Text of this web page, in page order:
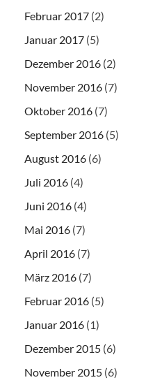
Februar 2017 (2)
Januar 2017 (5)
Dezember 2016 (2)
November 2016 (7)
Oktober 2016 (7)
September 2016 (5)
August 2016 (6)
Juli 2016 (4)
Juni 2016 (4)
Mai 2016 (7)
April 2016 (7)
März 2016 (7)
Februar 2016 (5)
Januar 2016 (1)
Dezember 2015 (6)
November 2015 (6)